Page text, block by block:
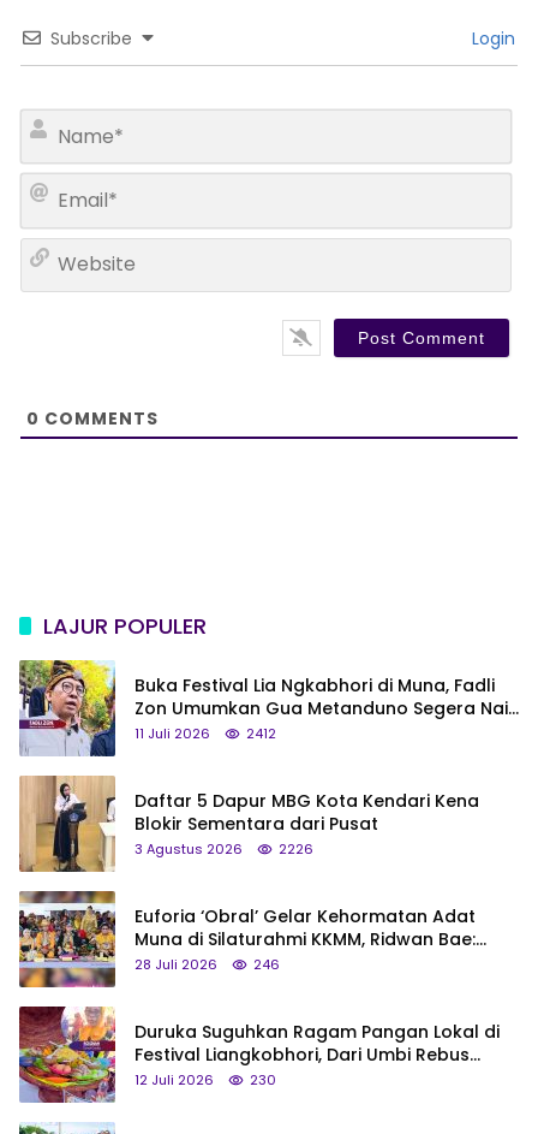
Subscribe Login
m
a
l
0 COMMENTS
LAJUR POPULER
Buka Festival Lia Ngkabhori di Muna, Fadli
Zon Umumkan Gua Metanduno Segera Naik
Status Jadi Cagar Budaya Nasional
11 Juli 2026 2412
Daftar 5 Dapur MBG Kota Kendari Kena
Blokir Sementara dari Pusat
3 Agustus 2026 2226
Euforia ‘Obral’ Gelar Kehormatan Adat
Muna di Silaturahmi KKMM, Ridwan Bae:
Saya Bukan Tipe Begitu, Belum Pantas!
28 Juli 2026 246
Duruka Suguhkan Ragam Pangan Lokal di
Festival Liangkobhori, Dari Umbi Rebus
hingga Tumpeng Beras Muna
12 Juli 2026 230